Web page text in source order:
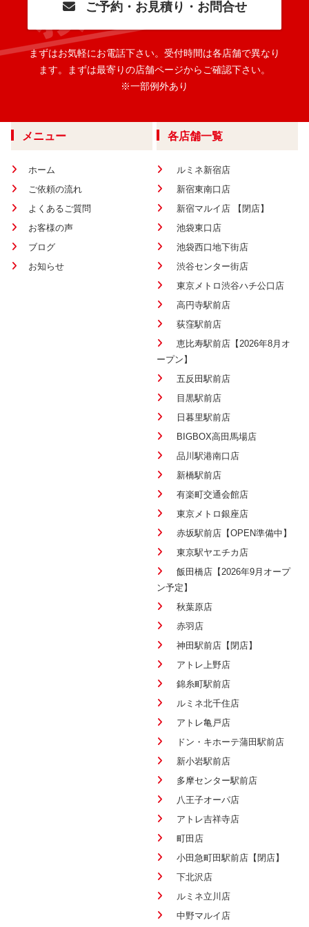
ご予約・お見積り・お問合せ
まずはお気軽にお電話下さい。 受付時間は各店舗で異なり
ます。
まずは最寄りの店舗ページからご確認下さい。
※一部例外あり
メニュー
ホーム
ご依頼の流れ
よくあるご質問
お客様の声
ブログ
お知らせ
各店舗一覧
ルミネ新宿店
新宿東南口店
新宿マルイ店 【閉店】
池袋東口店
池袋西口地下街店
渋谷センター街店
東京メトロ渋谷ハチ公口店
高円寺駅前店
荻窪駅前店
恵比寿駅前店【2026年8月オ
ープン】
五反田駅前店
目黒駅前店
日暮里駅前店
BIGBOX高田馬場店
品川駅港南口店
新橋駅前店
有楽町交通会館店
東京メトロ銀座店
赤坂駅前店【OPEN準備中】
東京駅ヤエチカ店
飯田橋店【2026年9月オープ
ン予定】
秋葉原店
赤羽店
神田駅前店【閉店】
アトレ上野店
錦糸町駅前店
ルミネ北千住店
アトレ亀戸店
ドン・キホーテ蒲田駅前店
新小岩駅前店
多摩センター駅前店
八王子オーパ店
アトレ吉祥寺店
町田店
小田急町田駅前店【閉店】
下北沢店
ルミネ立川店
中野マルイ店